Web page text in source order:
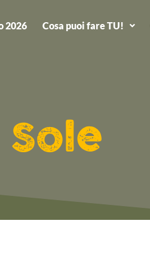
2026 Cosa puoi fare TU!